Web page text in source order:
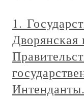
1.
Дворянская